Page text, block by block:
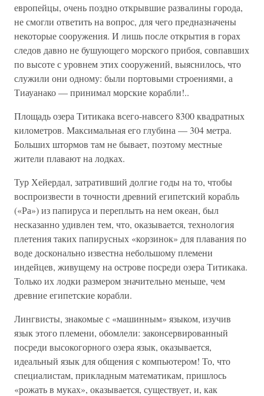
европейцы, очень поздно открывшие развалины города,
не смогли ответить на вопрос, для чего предназначены
некоторые сооружения. И лишь после открытия в горах
следов давно не бушующего морского прибоя, совпавших
по высоте с уровнем этих сооружений, выяснилось, что
служили они одному: были портовыми строениями, а
Тиауанако — принимал морские корабли!..
Площадь озера Титикака всего-навсего 8300 квадратных
километров. Максимальная его глубина — 304 метра.
Больших штормов там не бывает, поэтому местные
жители плавают на лодках.
Тур Хейердал, затративший долгие годы на то, чтобы
воспроизвести в точности древний египетский корабль
(«Ра») из папируса и переплыть на нем океан, был
несказанно удивлен тем, что, оказывается, технология
плетения таких папирусных «корзинок» для плавания по
воде досконально известна небольшому племени
индейцев, живущему на острове посреди озера Титикака.
Только их лодки размером значительно меньше, чем
древние египетские корабли.
Лингвисты, знакомые с «машинным» языком, изучив
язык этого племени, обомлели: законсервированный
посреди высокогорного озера язык, оказывается,
идеальный язык для общения с компьютером! То, что
специалистам, прикладным математикам, пришлось
«рожать в муках», оказывается, существует, и, как